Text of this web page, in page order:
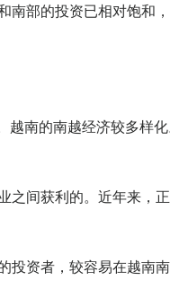
南部的投资已相对饱和
越南的南越经济较多样
之间获利的。近年来，
投资者，较容易在越南